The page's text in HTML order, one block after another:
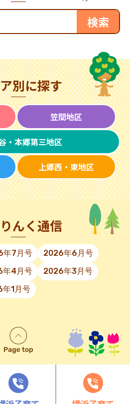
別に探す
笠間地区
・本郷第三地区
上郷西・東地区
んく通信
年7月号
2026年6月号
年4月号
2026年3月号
1月号